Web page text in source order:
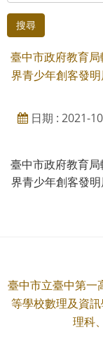
搜尋
臺中市政府教育
界青少年創客發
日期 : 2021-
臺中市政府教育
界青少年創客發
臺中市立臺中第一
等學校數理及資
理科